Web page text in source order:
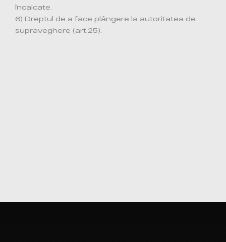
încalcate.
6) Dreptul de a face plângere la autoritatea de
supraveghere (art.25).